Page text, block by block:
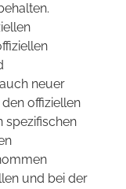
neuer
offiziellen
spezifischen
und bei der